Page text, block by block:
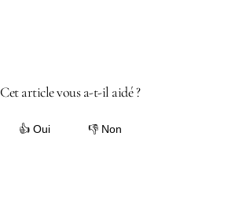
Cet article vous a-t-il aidé ?
👍 Oui 👎 Non